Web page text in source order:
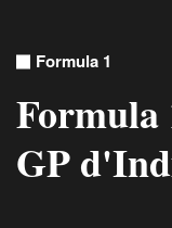
Formula 1
Formula
GP